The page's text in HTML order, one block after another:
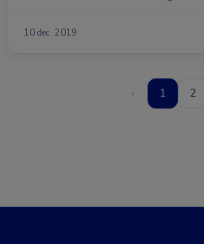
10 dec. 2019
‹ 1 2